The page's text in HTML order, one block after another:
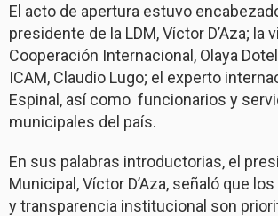
El acto de apertura estuvo
presidente de la LDM, Víctor D’Aza; la
Cooperación Internacional, Olaya
ICAM, Claudio Lugo; el experto
Espinal, así como funcionarios y
municipales del país.
En sus palabras introductorias, el
Municipal, Víctor D’Aza, señaló que
y transparencia institucional son